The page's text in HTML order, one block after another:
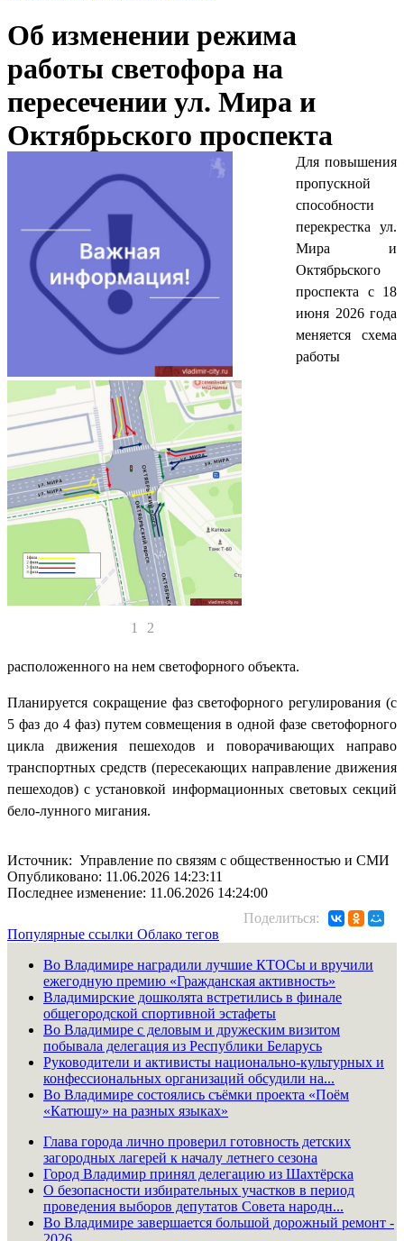
Об изменении режима
работы светофора на
пересечении ул. Мира и
Октябрьского проспекта
1 2
Для повышения
пропускной
способности
перекрестка ул.
Мира и
Октябрьского
проспекта с 18
июня 2026 года
меняется схема
работы
расположенного на нем светофорного объекта.
Планируется сокращение фаз светофорного регулирования (с
5 фаз до 4 фаз) путем совмещения в одной фазе светофорного
цикла движения пешеходов и поворачивающих направо
транспортных средств (пересекающих направление движения
пешеходов) с установкой информационных световых секций
бело-лунного мигания.
Источник: Управление по связям с общественностью и СМИ
Опубликовано: 11.06.2026 14:23:11
Последнее изменение: 11.06.2026 14:24:00
Поделиться:
Популярные ссылки Облако тегов
Во Владимире наградили лучшие КТОСы и вручили
ежегодную премию «Гражданская активность»
Владимирские дошколята встретились в финале
общегородской спортивной эстафеты
Во Владимире с деловым и дружеским визитом
побывала делегация из Республики Беларусь
Руководители и активисты национально-культурных и
конфессиональных организаций обсудили на...
Во Владимире состоялись съёмки проекта «Поём
«Катюшу» на разных языках»
Глава города лично проверил готовность детских
загородных лагерей к началу летнего сезона
Город Владимир принял делегацию из Шахтёрска
О безопасности избирательных участков в период
проведения выборов депутатов Совета народн...
Во Владимире завершается большой дорожный ремонт -